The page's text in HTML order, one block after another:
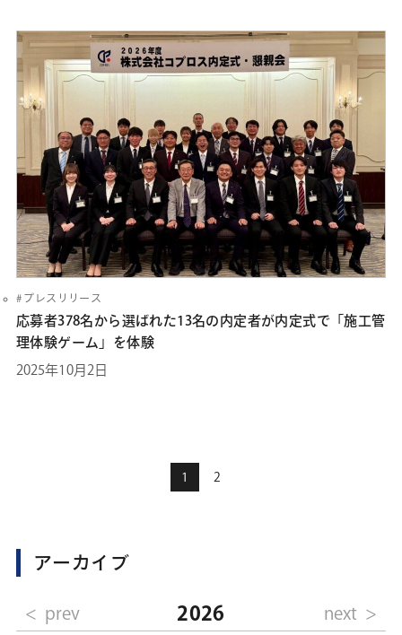
プレスリリース
応募者378名から選ばれた13名の内定者が内定式で「施工管
理体験ゲーム」を体験
2025年10月2日
1 2
アーカイブ
prev 2026 next